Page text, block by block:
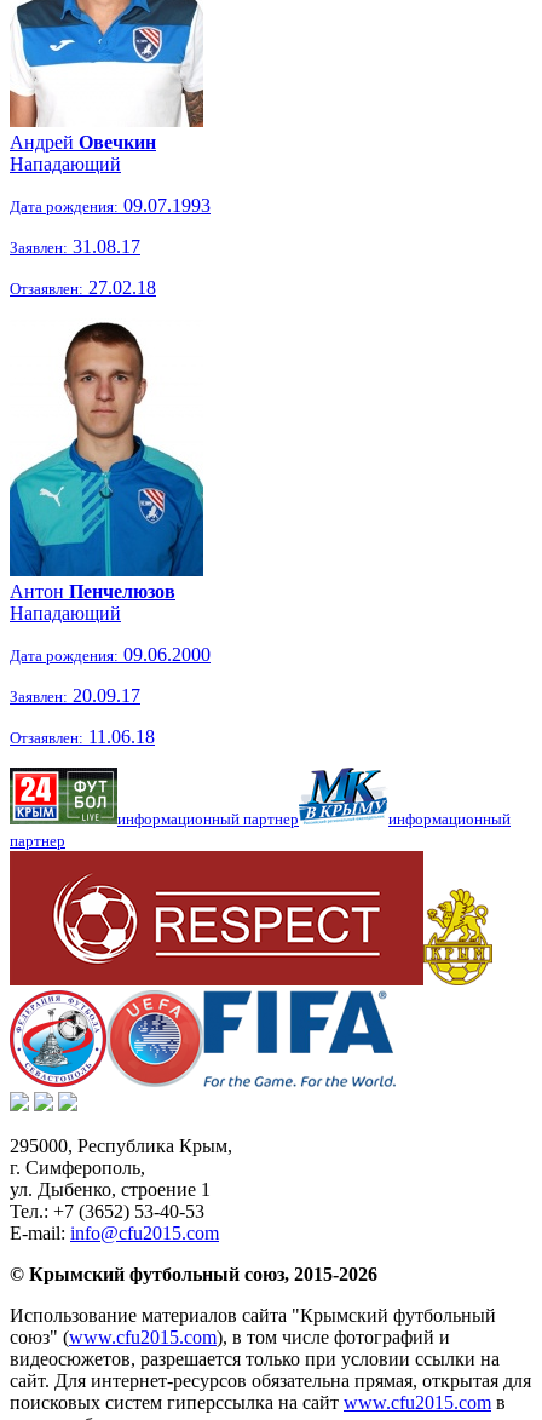
Андрей Овечкин
Нападающий
Дата рождения: 09.07.1993
Заявлен: 31.08.17
Отзаявлен: 27.02.18
Антон Пенчелюзов
Нападающий
Дата рождения: 09.06.2000
Заявлен: 20.09.17
Отзаявлен: 11.06.18
информационный партнер
информационный
партнер
295000, Республика Крым,
г. Симферополь,
ул. Дыбенко, строение 1
Тел.: +7 (3652) 53-40-53
E-mail: info@cfu2015.com
© Крымский футбольный союз, 2015-2026
Использование материалов сайта "Крымский футбольный
союз" (www.cfu2015.com), в том числе фотографий и
видеосюжетов, разрешается только при условии ссылки на
сайт. Для интернет-ресурсов обязательна прямая, открытая для
поисковых систем гиперссылка на сайт www.cfu2015.com в